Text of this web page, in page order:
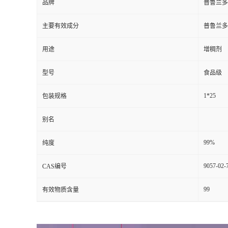
品牌 普鲁兰
主要有效成分 普鲁兰
用途 增稠剂
型号 食品级
包装规格 1*25
别名
纯度 99%
CAS编号 9057-02-
有效物质含量 99